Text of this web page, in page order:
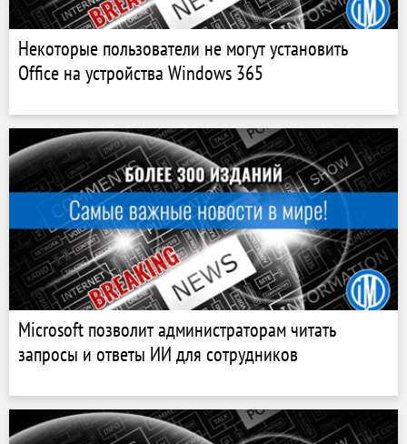
Некоторые пользователи не могут установить
Office на устройства Windows 365
Microsoft позволит администраторам читать
запросы и ответы ИИ для сотрудников